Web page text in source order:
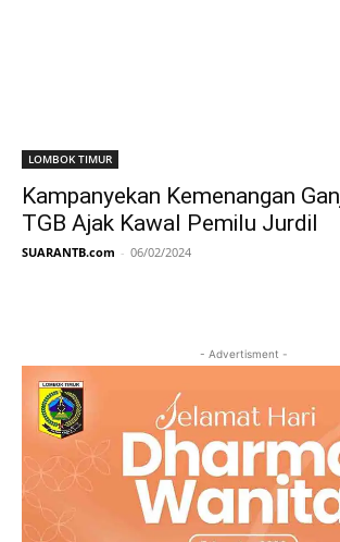
LOMBOK TIMUR
Kampanyekan Kemenangan
TGB Ajak Kawal Pemilu Jurdil
SUARANTB.com - 06/02/2024
- Advertisment -